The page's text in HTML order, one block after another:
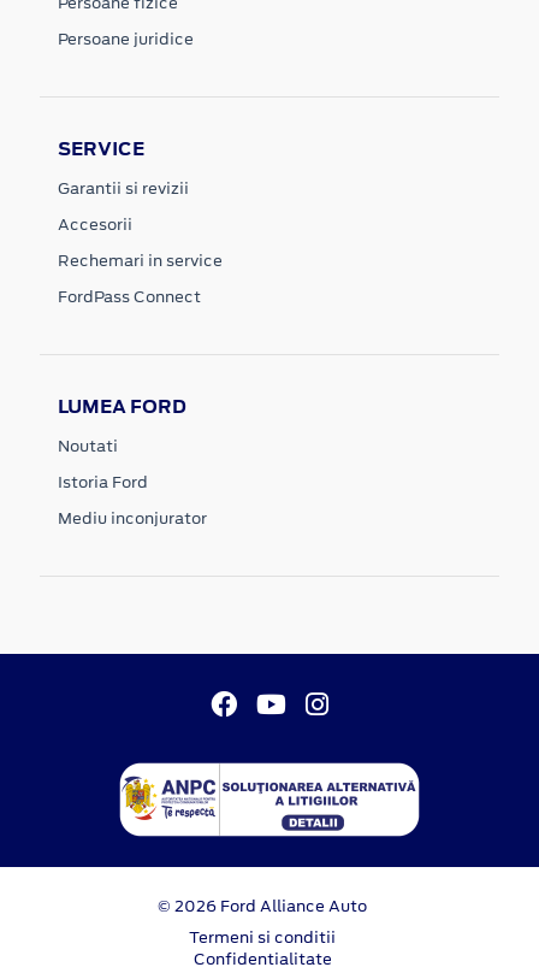
Persoane juridice
SERVICE
Garantii si revizii
Accesorii
Rechemari in service
FordPass Connect
LUMEA FORD
Noutati
Istoria Ford
Mediu inconjurator
© 2026 Ford Alliance Auto
Termeni si conditii
Confidentialitate